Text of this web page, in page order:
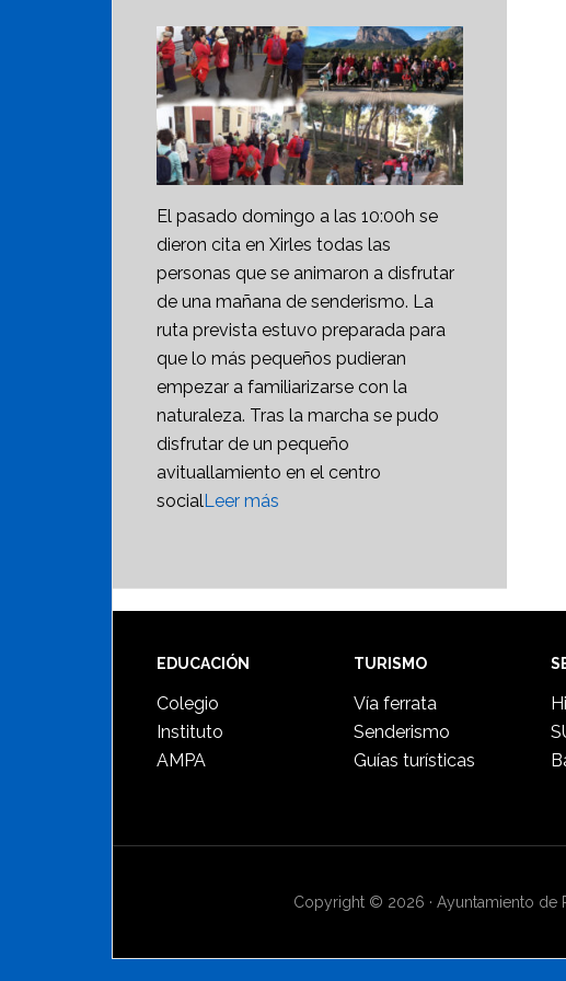
El pasado domingo a las 10:00h se
dieron cita en Xirles todas las
personas que se animaron a disfrutar
de una mañana de senderismo. La
ruta prevista estuvo preparada para
que lo más pequeños pudieran
empezar a familiarizarse con la
naturaleza. Tras la marcha se pudo
disfrutar de un pequeño
avituallamiento en el centro
socialLeer más
Footer
EDUCACIÓN
Colegio
Instituto
AMPA
TURISMO
Vía ferrata
Senderismo
Guías turísticas
Copyright © 2026 · Ayuntamiento de